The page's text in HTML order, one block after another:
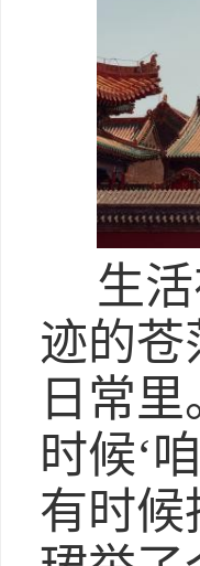
生
迹的苍
日常
时候‘
有时候